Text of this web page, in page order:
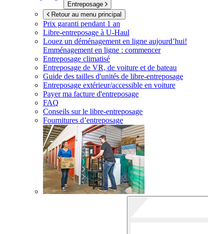
Entreposage
Retour au menu principal
Prix garanti pendant 1 an
Libre-entreposage à U-Haul
Louez un déménagement en ligne aujourd’hui!
Emménagement en ligne : commencer
Entreposage climatisé
Entreposage de VR, de voiture et de bateau
Guide des tailles d'unités de libre-entreposage
Entreposage extérieur/accessible en voiture
Payer ma facture d'entreposage
FAQ
Conseils sur le libre-entreposage
Fournitures d’entreposage